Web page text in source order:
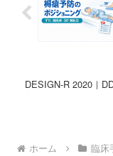
DESIGN-R 2020｜
ホーム 臨床